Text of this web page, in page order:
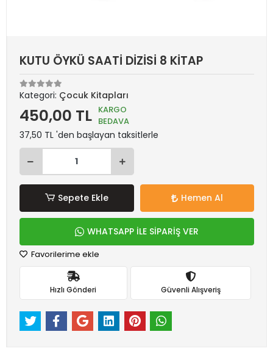
KUTU ÖYKÜ SAATİ DİZİSİ 8 KİTAP
Kategori: Çocuk Kitapları
450,00 TL KARGO
BEDAVA
37,50 TL 'den başlayan taksitlerle
Sepete Ekle Hemen Al
WHATSAPP İLE SİPARİŞ VER
Favorilerime ekle
Hızlı Gönderi Güvenli Alışveriş